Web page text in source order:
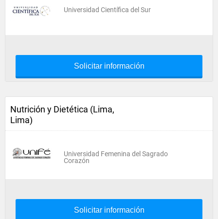
Universidad Científica del Sur
Solicitar información
Nutrición y Dietética (Lima,
Lima)
Universidad Femenina del Sagrado
Corazón
Solicitar información